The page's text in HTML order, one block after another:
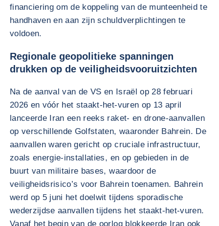
financiering om de koppeling van de munteenheid te
handhaven en aan zijn schuldverplichtingen te
voldoen.
Regionale geopolitieke spanningen
drukken op de veiligheidsvooruitzichten
Na de aanval van de VS en Israël op 28 februari
2026 en vóór het staakt-het-vuren op 13 april
lanceerde Iran een reeks raket- en drone-aanvallen
op verschillende Golfstaten, waaronder Bahrein. De
aanvallen waren gericht op cruciale infrastructuur,
zoals energie-installaties, en op gebieden in de
buurt van militaire bases, waardoor de
veiligheidsrisico’s voor Bahrein toenamen. Bahrein
werd op 5 juni het doelwit tijdens sporadische
wederzijdse aanvallen tijdens het staakt-het-vuren.
Vanaf het begin van de oorlog blokkeerde Iran ook